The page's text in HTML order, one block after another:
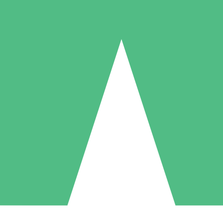
Individuelle Credit-Pakete
nach Bedarf mit Download-Credits. Keine monatliche Verpflichtung